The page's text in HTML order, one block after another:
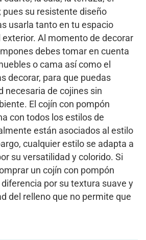
pues su resistente diseño
usarla tanto en tu espacio
Al momento de decorar
debes tomar en cuenta
o cama así como el
decorar, para que puedas
necesaria de cojines sin
El cojín con pompón
con todos los estilos de
están asociados al estilo
cualquier estilo se adapta a
su versatilidad y colorido. Si
un cojín con pompón
por su textura suave y
del relleno que no permite que